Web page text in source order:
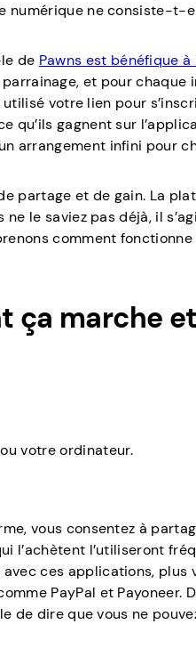
numérique ne consiste-t-
de Pawns est bénéfique
et pour chaque
votre lien pour
qu’ils gagnent sur
arrangement infini pour
partage et de gain. La
le saviez pas déjà, il
comment
ça marche et
votre ordinateur.
vous consentez à
l’achètent l’utiliseront
ces applications, plus
PayPal et Payoneer.
de dire que vous ne